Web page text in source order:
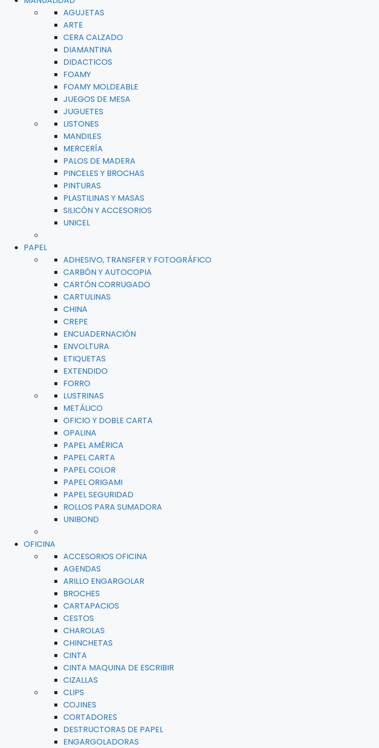
AGUJETAS
ARTE
CERA CALZADO
DIAMANTINA
DIDACTICOS
FOAMY
FOAMY MOLDEABLE
JUEGOS DE MESA
JUGUETES
LISTONES
MANDILES
MERCERÍA
PALOS DE MADERA
PINCELES Y BROCHAS
PINTURAS
PLASTILINAS Y MASAS
SILICÓN Y ACCESORIOS
UNICEL
PAPEL
ADHESIVO, TRANSFER Y FOTOGRÁFICO
CARBÓN Y AUTOCOPIA
CARTÓN CORRUGADO
CARTULINAS
CHINA
CREPE
ENCUADERNACIÓN
ENVOLTURA
ETIQUETAS
EXTENDIDO
FORRO
LUSTRINAS
METÁLICO
OFICIO Y DOBLE CARTA
OPALINA
PAPEL AMÉRICA
PAPEL CARTA
PAPEL COLOR
PAPEL ORIGAMI
PAPEL SEGURIDAD
ROLLOS PARA SUMADORA
UNIBOND
OFICINA
ACCESORIOS OFICINA
AGENDAS
ARILLO ENGARGOLAR
BROCHES
CARTAPACIOS
CESTOS
CHAROLAS
CHINCHETAS
CINTA
CINTA MAQUINA DE ESCRIBIR
CIZALLAS
CLIPS
COJINES
CORTADORES
DESTRUCTORAS DE PAPEL
ENGARGOLADORAS